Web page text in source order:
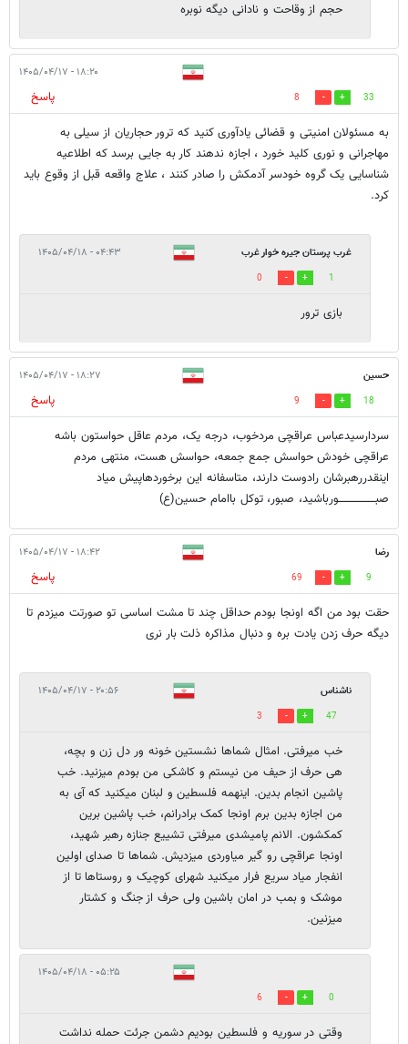
حجم از وقاحت و نادانی دیگه نوبره
۱۸:۲۰ - ۱۴۰۵/۰۴/۱۷
33
8
پاسخ
به مسئولان امنیتی و قضائی یادآوری کنید که ترور حجاریان از سیلی به
مهاجرانی و نوری کلید خورد ، اجازه ندهند کار به جایی برسد که اطلاعیه
شناسایی یک گروه خودسر آدمکش را صادر کنند ، علاج واقعه قبل از وقوع باید
کرد.
غرب پرستان جیره خوار غرب ۰۴:۴۳ - ۱۴۰۵/۰۴/۱۸
1
0
بازی ترور
حسین ۱۸:۲۷ - ۱۴۰۵/۰۴/۱۷
18
9
پاسخ
سردارسیدعباس عراقچی مردخوب، درجه یک، مردم عاقل حواستون باشه
عراقچی خودش حواسش جمع جمعه، حواسش هست، منتهی مردم
اینقدررهبرشان رادوست دارند، متاسفانه این برخوردهاپیش میاد
صبــــــــــــــــــــورباشید، صبور، توکل باامام حسین(ع)
رضا ۱۸:۴۲ - ۱۴۰۵/۰۴/۱۷
9
69
پاسخ
حقت بود من اگه اونجا بودم حداقل چند تا مشت اساسی تو صورتت میزدم تا
دیگه حرف زدن یادت بره و دنبال مذاکره ذلت بار نری
ناشناس ۲۰:۵۶ - ۱۴۰۵/۰۴/۱۷
47
3
خب میرفتی. امثال شماها نشستین خونه ور دل زن و بچه،
هی حرف از حیف من نیستم و کاشکی من بودم میزنید. خب
پاشین انجام بدین. اینهمه فلسطین و لبنان میکنید که آی به
من اجازه بدین برم اونجا کمک برادرانم، خب پاشین برین
کمکشون. الانم پامیشدی میرفتی تشییع جنازه رهبر شهید،
اونجا عراقچی رو گیر میاوردی میزدیش. شماها تا صدای اولین
انفجار میاد سریع فرار میکنید شهرای کوچیک و روستاها تا از
موشک و بمب در امان باشین ولی حرف از جنگ و کشتار
میزنین.
۰۵:۲۵ - ۱۴۰۵/۰۴/۱۸
0
6
وقتی در سوریه و فلسطین بودیم دشمن جرئت حمله نداشت